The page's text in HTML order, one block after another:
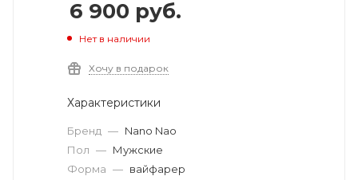
6 900 руб.
Нет в наличии
Хочу в подарок
Характеристики
Бренд — Nano Nao
Пол — Мужские
Форма — вайфарер